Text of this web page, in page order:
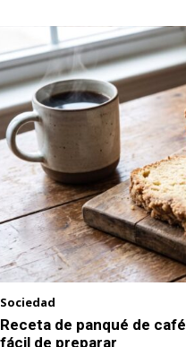
Sociedad
Receta de panqué de
fácil de preparar